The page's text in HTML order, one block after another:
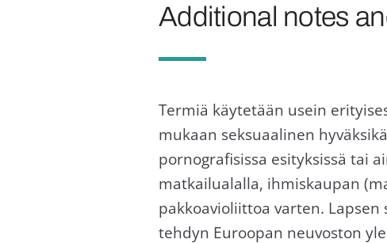
Additional notes
Termiä käytetään usein
mukaan seksuaalinen
pornografisissa esityksissä tai
matkailualalla, ihmiskaupan
pakkoavioliittoa varten. Lapsen
tehdyn Euroopan neuvoston